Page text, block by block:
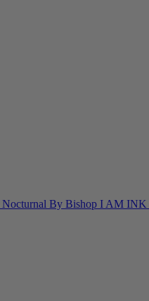
Nocturnal By Bishop I AM INK